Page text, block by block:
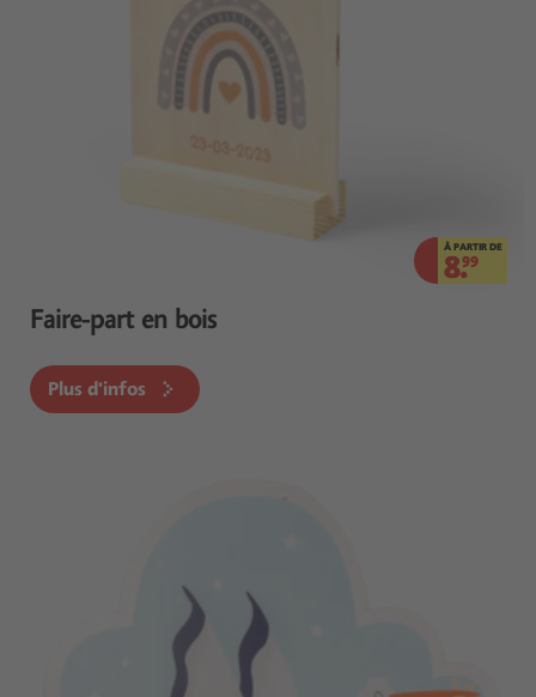
À PARTIR DE
8.99
Faire-part en bois
Plus d'infos